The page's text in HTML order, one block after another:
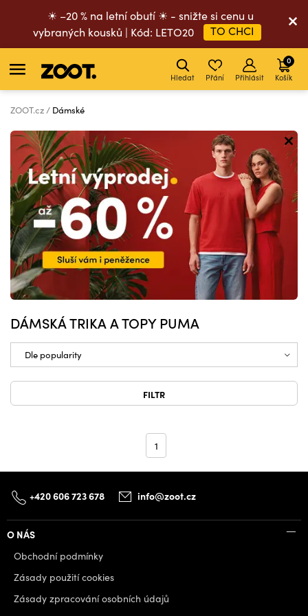
☀ –20 % na letní obutí ☀ - snižte si cenu u
vybraných kousků | Kód: LETO20
TO CHCI
Hledat Přání Přihlásit Košík
0
ZOOT.cz Dámské
DÁMSKÁ TRIKA A TOPY PUMA
FILTR
1
+420 606 723 678 info@zoot.cz
O NÁS
Obchodní podmínky
Zásady použití cookies
Zásady zpracování osobních údajů